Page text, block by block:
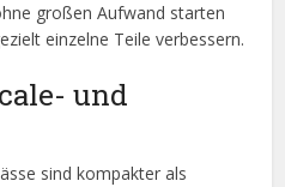
großen Aufwand starten
einzelne Teile verbessern.
und
sind kompakter als